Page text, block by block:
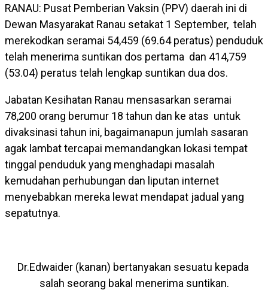
RANAU: Pusat Pemberian Vaksin (PPV) daerah ini di
Dewan Masyarakat Ranau setakat 1 September, telah
merekodkan seramai 54,459 (69.64 peratus) penduduk
telah menerima suntikan dos pertama dan 414,759
(53.04) peratus telah lengkap suntikan dua dos.
Jabatan Kesihatan Ranau mensasarkan seramai
78,200 orang berumur 18 tahun dan ke atas untuk
divaksinasi tahun ini, bagaimanapun jumlah sasaran
agak lambat tercapai memandangkan lokasi tempat
tinggal penduduk yang menghadapi masalah
kemudahan perhubungan dan liputan internet
menyebabkan mereka lewat mendapat jadual yang
sepatutnya.
Dr.Edwaider (kanan) bertanyakan sesuatu kepada
salah seorang bakal menerima suntikan.